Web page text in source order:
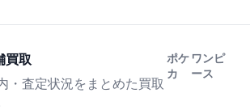
買取
・査定状況をまとめた買取
ポケ
カ
ワンピ
ース